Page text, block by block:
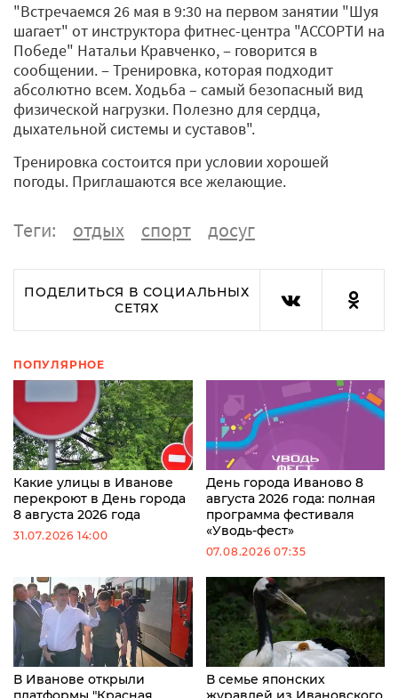
"Встречаемся 26 мая в 9:30 на первом занятии "Шуя
шагает" от инструктора фитнес-центра "АССОРТИ на
Победе" Натальи Кравченко, ‒ говорится в
сообщении. ‒ Тренировка, которая подходит
абсолютно всем. Ходьба – самый безопасный вид
физической нагрузки. Полезно для сердца,
дыхательной системы и суставов".
Тренировка состоится при условии хорошей
погоды. Приглашаются все желающие.
Теги: отдых спорт досуг
ПОДЕЛИТЬСЯ В СОЦИАЛЬНЫХ
СЕТЯХ
ПОПУЛЯРНОЕ
Какие улицы в Иванове
перекроют в День города
8 августа 2026 года
31.07.2026 14:00
День города Иваново 8
августа 2026 года: полная
программа фестиваля
«Уводь-фест»
07.08.2026 07:35
В Иванове открыли
В семье японских